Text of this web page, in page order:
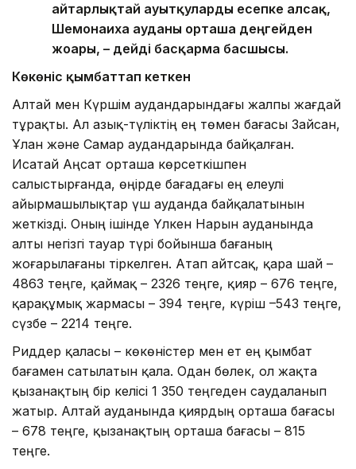
айтарлықтай ауытқуларды есепке алсақ,
Шемонаиха ауданы орташа деңгейден
жоғары, – дейді басқарма басшысы.
Көкөніс қымбаттап кеткен
Алтай мен Күршім аудандарындағы жалпы жағдай
тұрақты. Ал азық-түліктің ең төмен бағасы Зайсан,
Ұлан және Самар аудандарында байқалған.
Исатай Аңсат орташа көрсеткішпен
салыстырғанда, өңірде бағадағы ең елеулі
айырмашылықтар үш ауданда байқалатынын
жеткізді. Оның ішінде Үлкен Нарын ауданында
алты негізгі тауар түрі бойынша бағаның
жоғарылағаны тіркелген. Атап айтсақ, қара шай –
4863 теңге, қаймақ – 2326 теңге, қияр – 676 теңге,
қарақұмық жармасы – 394 теңге, күріш –543 теңге,
сүзбе – 2214 теңге.
Риддер қаласы – көкөністер мен ет ең қымбат
бағамен сатылатын қала. Одан бөлек, ол жақта
қызанақтың бір келісі 1 350 теңгеден саудаланып
жатыр. Алтай ауданында қиярдың орташа бағасы
– 678 теңге, қызанақтың орташа бағасы – 815
теңге.